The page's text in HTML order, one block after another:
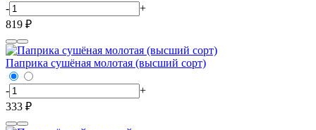
-
+
819 ₽
Паприка сушёная молотая (высший сорт)
-
+
333 ₽